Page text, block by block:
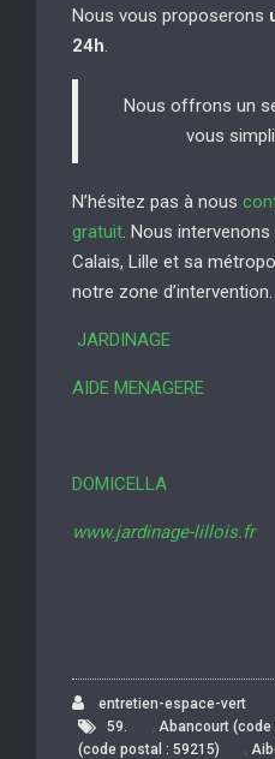
Nous vous proposerons
24h.
Nous offrons un
vous
N’hésitez pas à nous
gratuit. Nous
Calais, Lille et sa
notre zone d’intervention.
JARDINAGE
AIDE MENAGERE
DOMICELLA
www.jardinage-lillois.fr
entretien-espace-vert
59.
, Abancourt (code
(code postal : 59215)
,